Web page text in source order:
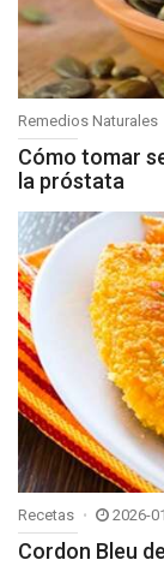
Remedios Naturales
Cómo tomar
la próstata
Recetas 2026-
Cordon Bleu